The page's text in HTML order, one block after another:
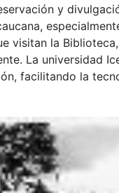
y
visitan la
La universidad
facilitando la